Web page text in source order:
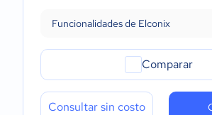
Funcionalidades de Elconix
Comparar
Consultar sin costo